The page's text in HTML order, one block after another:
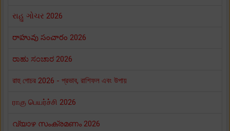
રાહુ ગોચર 2026
రాహువు సంచారం 2026
ರಾಹು ಸಂಚಾರ 2026
রাহু গোচর 2026 - প্রভাব, রাশিফল এবং উপায়
ராகு பெயர்ச்சி 2026
വ്യാഴ സംക്രമണം 2026